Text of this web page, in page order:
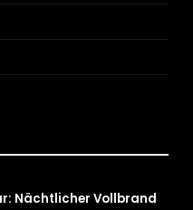
Nächtlicher Vollbrand